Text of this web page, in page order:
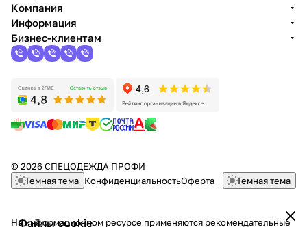
Файлы cookie
Компания
Информация
Бизнес-клиентам
© 2026 СПЕЦОДЕЖДА ПРОФИ
Темная тема КонфиденциальностьОферта Темная тема
На информационном ресурсе применяются рекомендательные